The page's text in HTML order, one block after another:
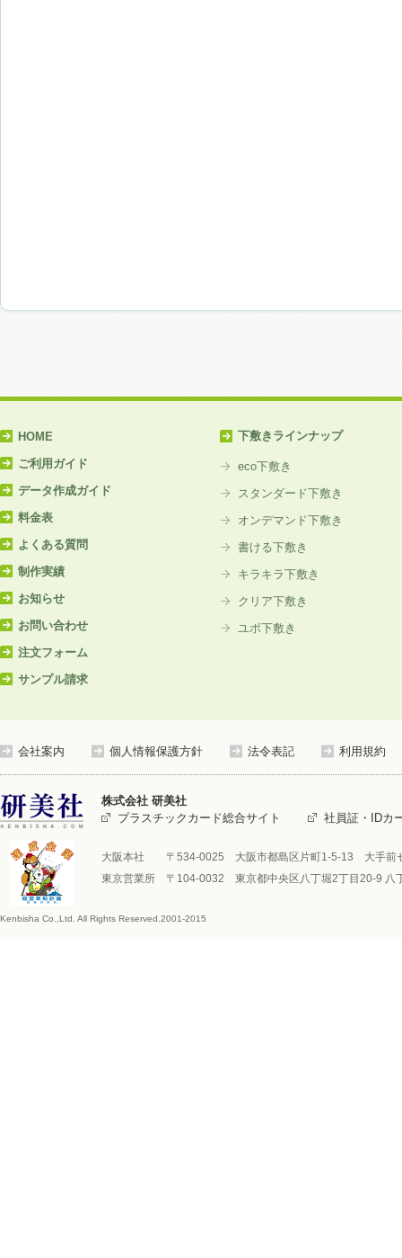
HOME
ご利用ガイド
データ作成ガイド
料金表
よくある質問
制作実績
お知らせ
お問い合わせ
注文フォーム
サンプル請求
下敷きラインナップ
eco下敷き
スタンダード下敷き
オンデマンド下敷き
書ける下敷き
キラキラ下敷き
クリア下敷き
ユポ下敷き
会社案内 個人情報保護方針 法令表記 利用規約
株式会社 研美社
プラスチックカード総合サイト
社員証・IDカ
大阪本社 〒534-0025 大阪市都島区片町1-5-13 大手前
東京営業所 〒104-0032 東京都中央区八丁堀2丁目20-9
Kenbisha Co.,Ltd. All Rights Reserved.2001-2015